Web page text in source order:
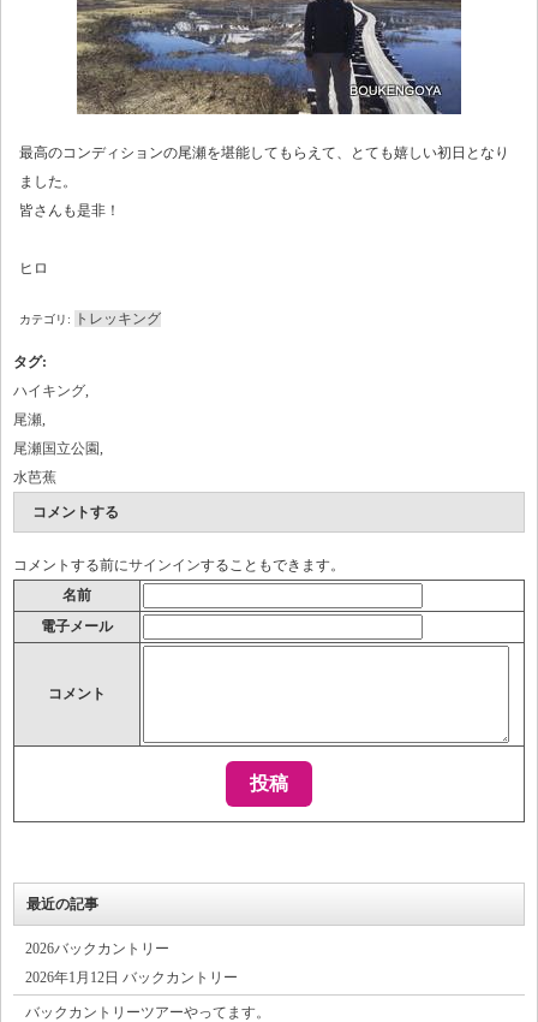
最高のコンディションの尾瀬を堪能してもらえて、とても嬉しい初日となり
ました。
皆さんも是非！
ヒロ
カテゴリ: トレッキング
タグ:
ハイキング
尾瀬
尾瀬国立公園
水芭蕉
コメントする
コメントする前にサインインすることもできます。
名前
電子メール
コメント
最近の記事
2026バックカントリー
2026年1月12日 バックカントリー
バックカントリーツアーやってます。